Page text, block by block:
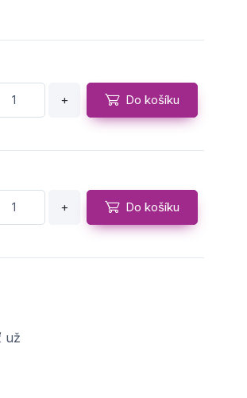
+ Do košíku
+ Do košíku
už